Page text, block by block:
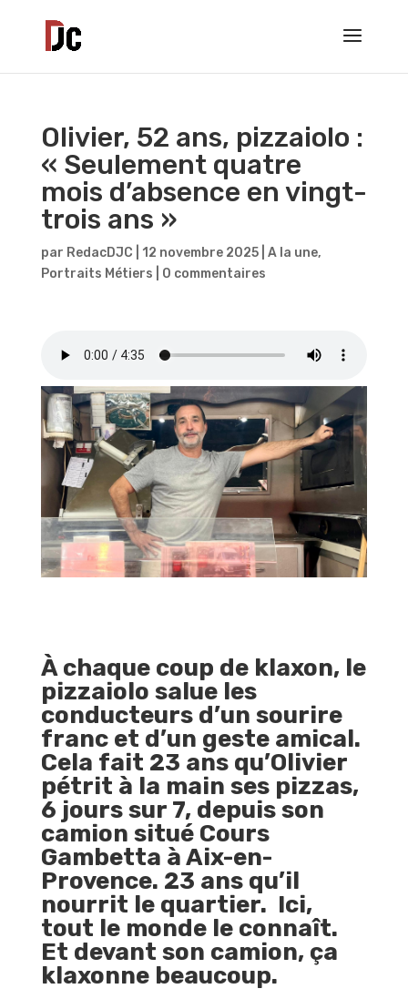
Olivier, 52 ans, pizzaiolo :
« Seulement quatre
mois d’absence en vingt-
trois ans »
par RedacDJC 12 novembre 2025| A la une,
Portraits Métiers
0 commentaires
À chaque coup de klaxon, le
pizzaiolo salue les
conducteurs d’un sourire
franc et d’un geste amical.
Cela fait 23 ans qu’Olivier
pétrit à la main ses pizzas,
6 jours sur 7, depuis son
camion situé Cours
Gambetta à Aix-en-
Provence. 23 ans qu’il
nourrit le quartier. Ici,
tout le monde le connaît.
Et devant son camion, ça
klaxonne beaucoup.